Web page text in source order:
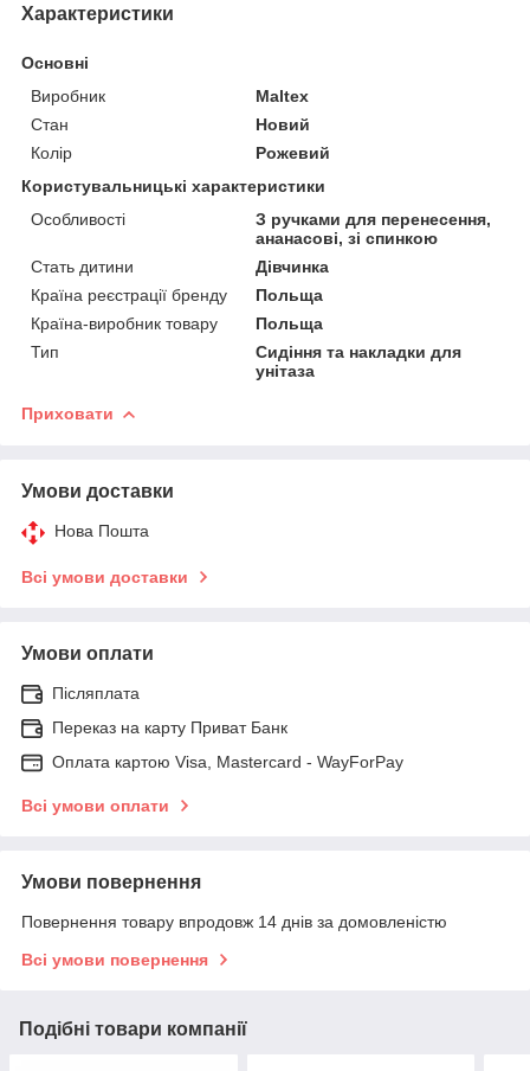
Характеристики
Основні
Виробник
Maltex
Стан
Новий
Колір
Рожевий
Користувальницькі характеристики
Особливості
З ручками для перенесення,
ананасові, зі спинкою
Стать дитини
Дівчинка
Країна реєстрації бренду
Польща
Країна-виробник товару
Польща
Тип
Сидіння та накладки для
унітаза
Приховати
Умови доставки
Нова Пошта
Всі умови доставки
Умови оплати
Післяплата
Переказ на карту Приват Банк
Оплата картою Visa, Mastercard - WayForPay
Всі умови оплати
Умови повернення
Повернення товару впродовж 14 днів за домовленістю
Всі умови повернення
Подібні товари компанії